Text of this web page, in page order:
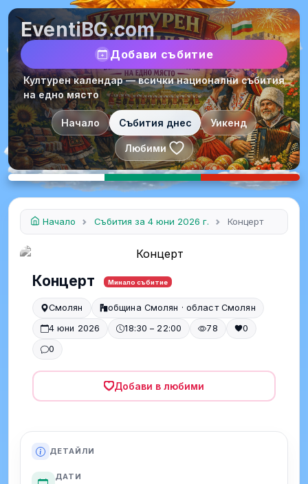
EventiBG.com
Добави събитие
Културен календар — всички национални събития
на едно място
Начало Събития днес Уикенд
Любими
Начало Събития за 4 юни 2026 г. Концерт
Концерт Минало събитие
Смолян
община Смолян · област Смолян
4 юни 2026
18:30 – 22:00 78
0
0
Добави в любими
ДЕТАЙЛИ
ДАТИ